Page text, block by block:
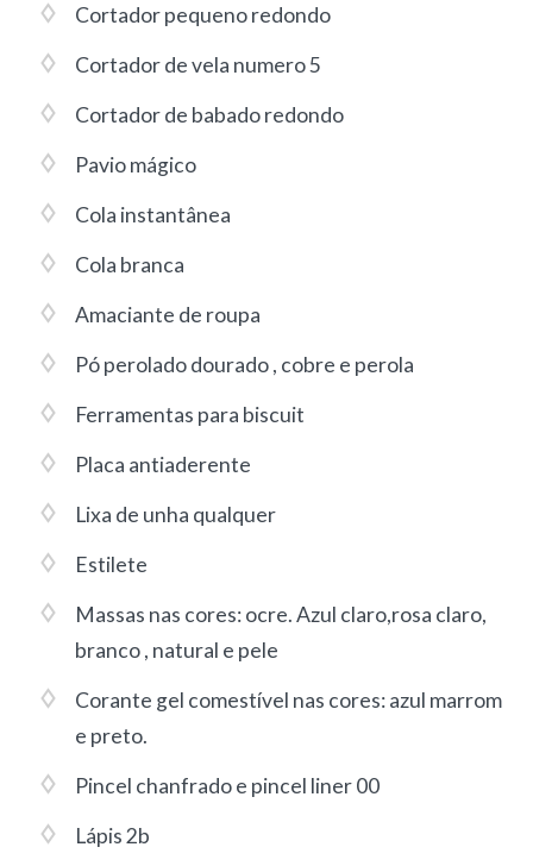
Cortador pequeno redondo
Cortador de vela numero 5
Cortador de babado redondo
Pavio mágico
Cola instantânea
Cola branca
Amaciante de roupa
Pó perolado dourado , cobre e perola
Ferramentas para biscuit
Placa antiaderente
Lixa de unha qualquer
Estilete
Massas nas cores: ocre. Azul claro,rosa claro,
branco , natural e pele
Corante gel comestível nas cores: azul marrom
e preto.
Pincel chanfrado e pincel liner 00
Lápis 2b